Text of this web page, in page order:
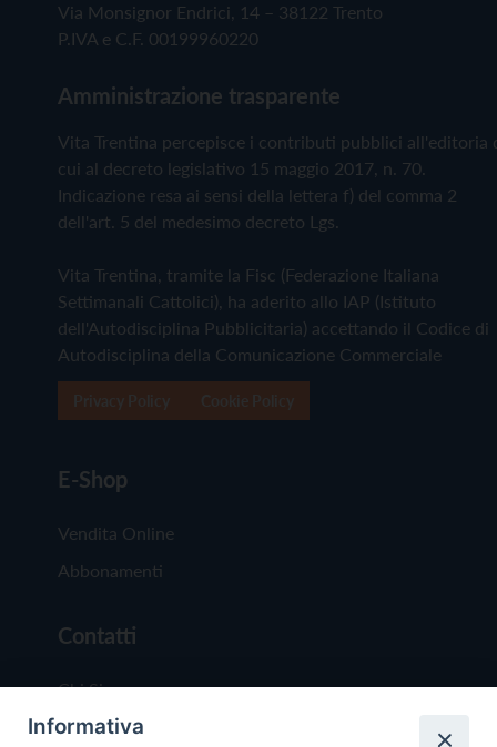
Via Monsignor Endrici, 14 – 38122 Trento
P.IVA e C.F. 00199960220
Amministrazione trasparente
Vita Trentina percepisce i contributi pubblici all'editoria
cui al decreto legislativo 15 maggio 2017, n. 70.
Indicazione resa ai sensi della lettera f) del comma 2
dell'art. 5 del medesimo decreto Lgs.
Vita Trentina, tramite la Fisc (Federazione Italiana
Settimanali Cattolici), ha aderito allo IAP (Istituto
dell'Autodisciplina Pubblicitaria) accettando il Codice di
Autodisciplina della Comunicazione Commerciale
E-Shop
Vendita Online
Abbonamenti
Contatti
Chi Siamo
Redazione
Informativa